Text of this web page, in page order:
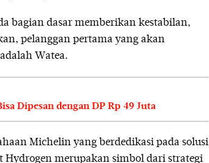
bagian dasar memberikan kestabilan,
pelanggan pertama yang akan
Watea.
Dipesan dengan DP Rp 49 Juta
Michelin yang berdedikasi pada solusi
merupakan simbol dari strategi